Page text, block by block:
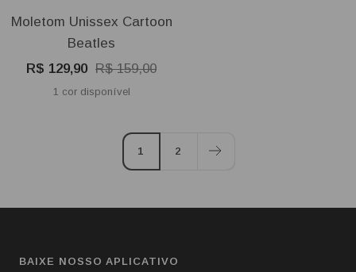
Moletom Unissex Cartoon
Beatles
Preço
promocional
R$ 129,90 Preço
normal
R$ 159,00
1 cor disponível
1 2
BAIXE NOSSO APLICATIVO